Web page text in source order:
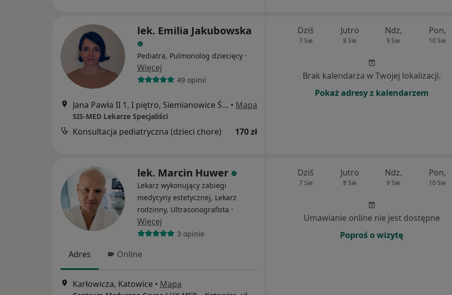
lek. Emilia Jakubowska
Pediatra, Pulmonolog dziecięcy ·
Więcej
49 opinii
Jana Pawła II 1, I piętro, Siemianowice Śląskie • Mapa
SIS-MED Lekarze Specjaliści
Konsultacja pediatryczna (dzieci chore) 170 zł
Dziś
7 Sie
Jutro
8 Sie
Ndz,
9 Sie
Pon,
10 Sie
Brak kalendarza w Twojej lokalizacji.
Pokaż adresy z kalendarzem
lek. Marcin Huwer
Lekarz wykonujący zabiegi
medycyny estetycznej, Lekarz
rodzinny, Ultrasonografista ·
Więcej
3 opinie
Adres Online
Karłowicza, Katowice • Mapa
Dziś
7 Sie
Jutro
8 Sie
Ndz,
9 Sie
Pon,
10 Sie
Umawianie online nie jest dostępne
Poproś o wizytę